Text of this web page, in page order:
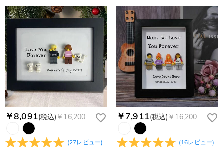
￥8,091(税込)￥16,200
(27レビュー)
￥7,911(税込)￥16,200
(16レビュー)